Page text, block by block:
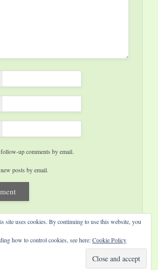
up comments by email.
posts by email.
site uses cookies. By continuing to use this website, you
how to control cookies, see here:Cookie Policy